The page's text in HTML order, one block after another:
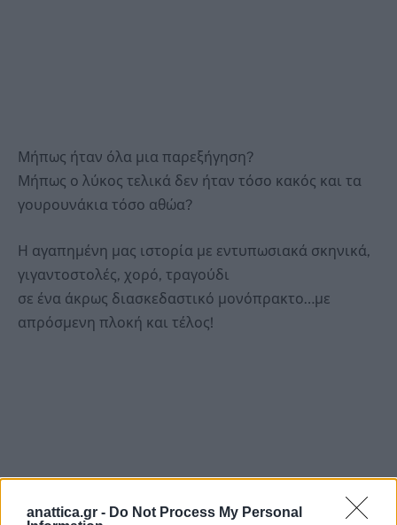
anattica.gr - Do Not Process My Personal
Μήπως ήταν όλα μια παρεξήγηση?
Μήπως ο λύκος τελικά δεν ήταν τόσο κακός και τα
γουρουνάκια τόσο αθώα?
Η αγαπημένη μας ιστορία με εντυπωσιακά σκηνικά,
γιγαντοστολές, χορό, τραγούδι
σε ένα άκρως διασκεδαστικό μονόπρακτο…με
απρόσμενη πλοκή και τέλος!